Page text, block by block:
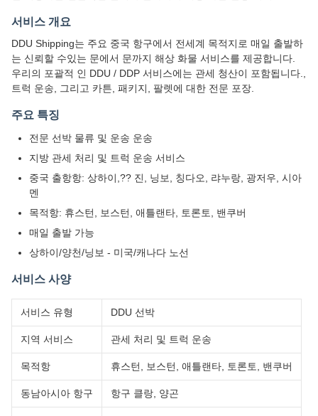
서비스 개요
DDU Shipping는 주요 중국 항구에서 전세계 목적지로 매일 출발하
는 신뢰할 수있는 문에서 문까지 해상 화물 서비스를 제공합니다.
우리의 포괄적 인 DDU / DDP 서비스에는 관세 청산이 포함됩니다.,
트럭 운송, 그리고 카튼, 패키지, 팔렛에 대한 전문 포장.
주요 특징
전문 선박 물류 및 운송 운송
지방 관세 처리 및 트럭 운송 서비스
중국 출항항: 상하이,?? 진, 닝보, 칭다오, 랴누랑, 광저우, 시아
멘
목적항: 휴스턴, 보스턴, 애틀랜타, 토론토, 밴쿠버
매일 출발 가능
상하이/양천/닝보 - 미국/캐나다 노선
서비스 사양
서비스 유형 DDU 선박
지역 서비스 관세 처리 및 트럭 운송
목적항 휴스턴, 보스턴, 애틀랜타, 토론토, 밴쿠버
동남아시아 항구 항구 클랑, 양곤